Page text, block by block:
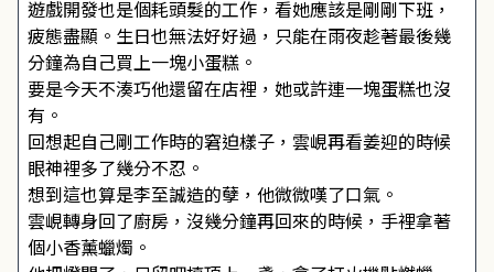
遊戲開發也是個耗頭髮的工作，看她應該是剛剛下班，
疲態盡顯。生日也無法好好過，只能在雨夜趁著最後幾
分鐘為自己買上一塊小蛋糕。
要是今天不湊巧他還留在店裡，她或許連一塊蛋糕也沒
有。
回想起自己剛工作時的窘迫樣子，雲峴再看姜迎的時候
眼神裡多了幾分不忍。
想到這也算是李至誠造的孽，他微微嘆了口氣。
雲峴轉身回了廚房，沒幾分鐘再回來的時候，手裡拿著
個小香薰蠟燭。